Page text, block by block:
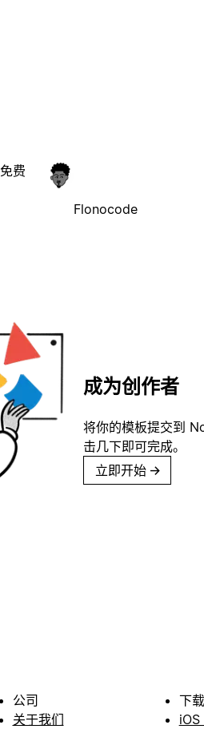
免费
Flonocode
成为创作者
将你的模板提交到
击几下即可完成。
立即开始 →
公司
关于我们
下载